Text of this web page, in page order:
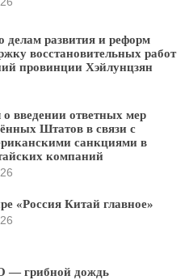
делам развития и реформ
восстановительных работ
провинции Хэйлунцзян
введении ответных мер
Штатов в связи с
санкциями в
компаний
«Россия Китай главное»
грибной дождь